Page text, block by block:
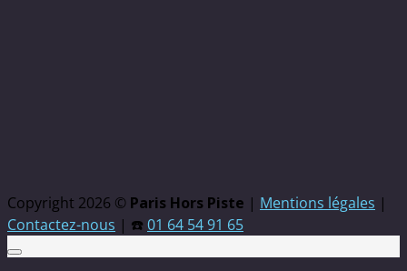
Copyright 2026 © Paris Hors Piste | Mentions légales |
Contactez-nous | ☎️ 01 64 54 91 65